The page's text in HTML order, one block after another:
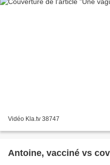
Vidéo Kla.tv 38747
Antoine, vacciné vs